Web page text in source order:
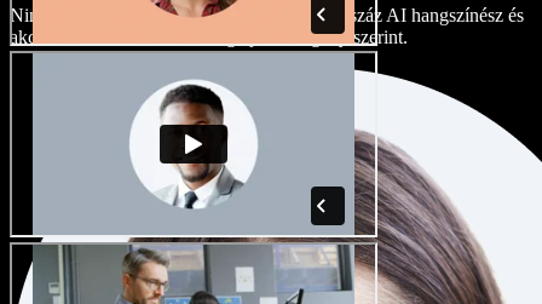
Nincs két egyforma projekt. Válasszon több száz AI hangszínész és
akcentus közül, és finomhangolja őket igény szerint.